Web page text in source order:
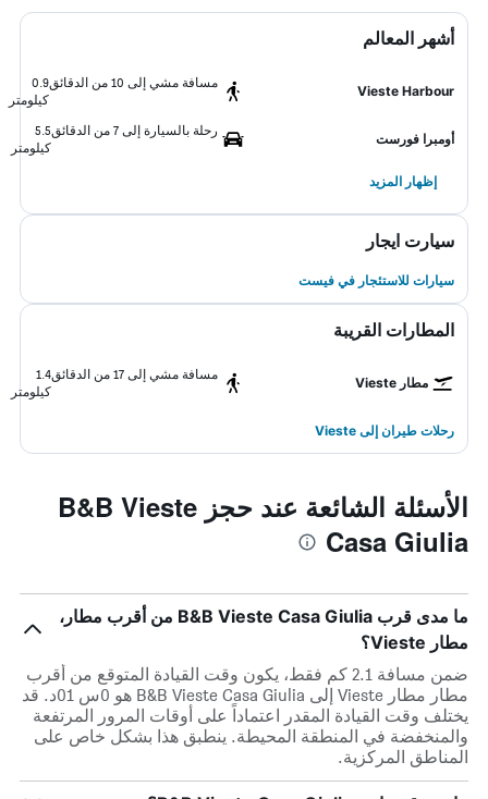
أشهر المعالم
Vieste Harbour
مسافة مشي إلى 10 من الدقائق
0.9
كيلومتر
أومبرا فورست
رحلة بالسيارة إلى 7 من الدقائق
5.5
كيلومتر
إظهار المزيد
سيارت ايجار
سيارات للاستئجار في فيست
المطارات القريبة
مطار Vieste
مسافة مشي إلى 17 من الدقائق
1.4
كيلومتر
رحلات طيران إلى Vieste
الأسئلة الشائعة عند حجز B&B Vieste
Casa Giulia
ما مدى قرب B&B Vieste Casa Giulia من أقرب مطار،
مطار Vieste؟
ضمن مسافة 2.1 كم فقط، يكون وقت القيادة المتوقع من أقرب
مطار مطار Vieste إلى B&B Vieste Casa Giulia هو 0س 01د. قد
يختلف وقت القيادة المقدر اعتماداً على أوقات المرور المرتفعة
والمنخفضة في المنطقة المحيطة. ينطبق هذا بشكل خاص على
المناطق المركزية.